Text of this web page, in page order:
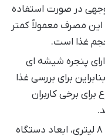
در صورت استفاده
مصرف معمولاً کمتر
حجم غذا است.
پنجره شیشه ای
برای بررسی غذا
برخی کاربران
با توجه به ظرفیت ۸ لیتری، ابعاد دستگاه